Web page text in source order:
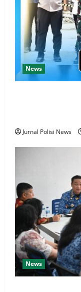
News
Jurnal Polisi News
News